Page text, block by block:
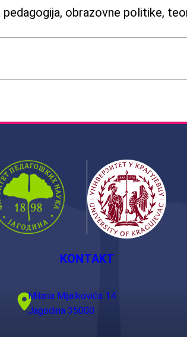
obrazovne politike,
KONTAKT
Milana Mijalkovića 14
Jagodina 35000